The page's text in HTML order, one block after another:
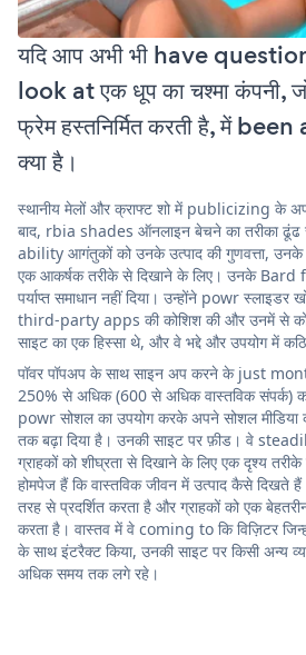
यदि आप अभी भी have
look at एक धूप का चश्मा कंपनी,
फ्रेम हस्तनिर्मित करती है, में
क्या है।
स्थानीय मेलों और क्राफ्ट शो में publicizing के
बाद, rbia shades ऑनलाइन बेचने का तरीका
ability आगंतुकों को उनके उत्पाद की गुणवत्ता, उनके
एक आकर्षक तरीके से दिखाने के लिए। उनके
पर्याप्त समाधान नहीं दिया। उन्होंने powr
third-party apps की कोशिश की और उनमें से
साइट का एक हिस्सा थे, और वे भद्दे और उपयोग में
पॉवर पॉपअप के साथ साइन अप करने के just
250% से अधिक (600 से अधिक वास्तविक संपर्क)
powr सोशल का उपयोग करके अपने सोशल मीडिया
तक बढ़ा दिया है। उनकी साइट पर फ़ीड। वे
ग्राहकों को शीघ्रता से दिखाने के लिए एक दृश्य
होमपेज हैं कि वास्तविक जीवन में उत्पाद कैसे दिखते
तरह से प्रदर्शित करता है और ग्राहकों को एक
करता है। वास्तव में वे coming to कि विज़िटर
के साथ इंटरैक्ट किया, उनकी साइट पर किसी अन्य
अधिक समय तक लगे रहे।